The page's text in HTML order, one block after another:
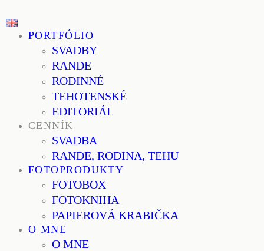
PORTFÓLIO
SVADBY
RANDE
RODINNÉ
TEHOTENSKÉ
EDITORIÁL
CENNÍK
SVADBA
RANDE, RODINA, TEHU
FOTOPRODUKTY
FOTOBOX
FOTOKNIHA
PAPIEROVÁ KRABIČKA
O MNE
O MNE